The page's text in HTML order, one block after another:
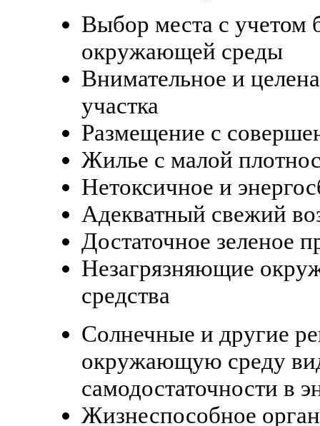
Выбор места с учетом
окружающей среды
Внимательное и
участка
Размещение с
Жилье с малой
Нетоксичное и
Адекватный свежий
Достаточное зеленое
Незагрязняющие
средства
Солнечные и другие
окружающую среду
самодостаточности в
Жизнеспособное